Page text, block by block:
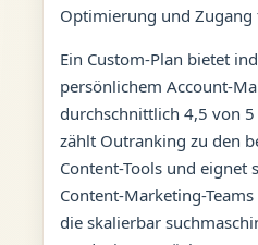
Optimierung und Zugang
Ein Custom-Plan bietet
persönlichem Account-
durchschnittlich 4,5 von
zählt Outranking zu den
Content-Tools und eignet
Content-Marketing-
die skalierbar